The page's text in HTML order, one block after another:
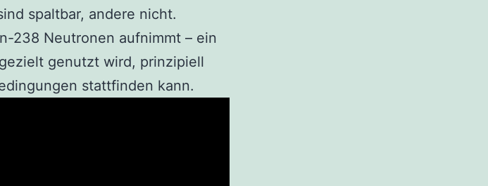
spaltbar, andere nicht.
238 Neutronen aufnimmt – ein
genutzt wird, prinzipiell
stattfinden kann.